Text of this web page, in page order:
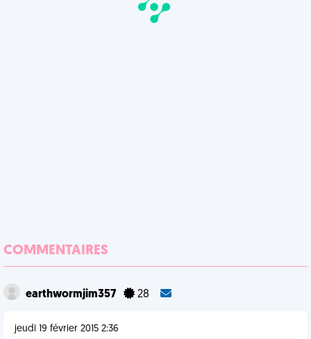
COMMENTAIRES
earthwormjim357 28
jeudi 19 février 2015 2:36